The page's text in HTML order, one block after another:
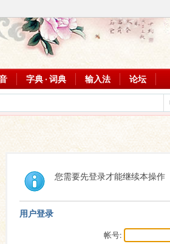
字典 · 词典 输入法 论坛
您需要先登录才能继续本操作
用户登录
帐号: